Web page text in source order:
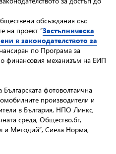
обсъждания със
на проект “Застъпническа
в законодателството за
по Програма за
финансовия механизъм на ЕИП
Българската фотоволтаична
производители и
в България, НПО Линкс,
среда, Общество.бг,
и Методий”, Сиела Норма,